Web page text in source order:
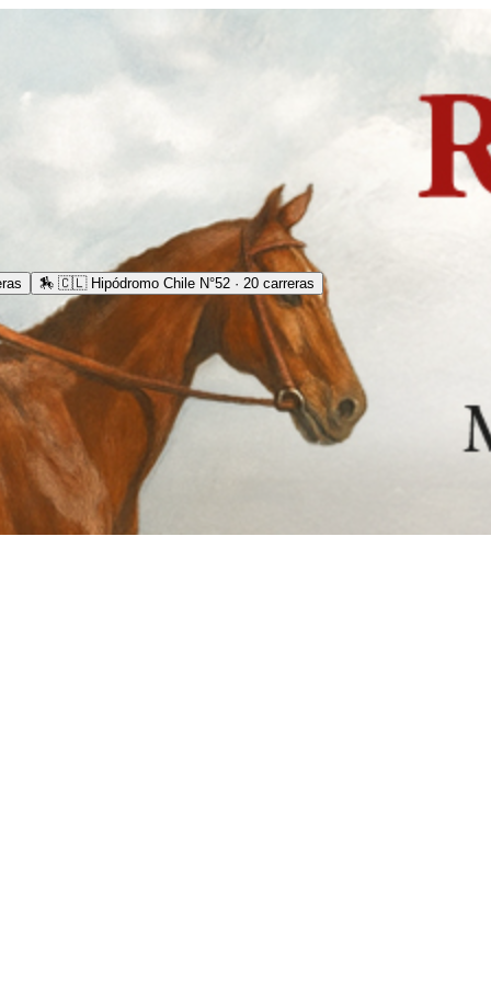
🏇 🇨🇱 Hipódromo Chile N°52 · 20 carreras